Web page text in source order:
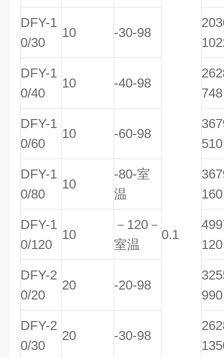
0.1
DFY-1
0/30
10 -30-98
DFY-1
0/40
10 -40-98
748
DFY-1
0/60
10 -60-98
510
DFY-1
0/80
10
-80-室
温
160
DFY-1
0/120
10
－120－
室温
120
DFY-2
0/20
20 -20-98
990
DFY-2
0/30
20 -30-98